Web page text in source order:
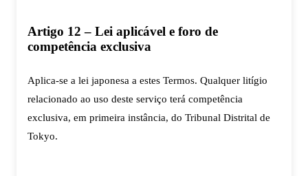
Artigo 12 – Lei aplicável e foro de
competência exclusiva
Aplica-se a lei japonesa a estes Termos. Qualquer litígio
relacionado ao uso deste serviço terá competência
exclusiva, em primeira instância, do Tribunal Distrital de
Tokyo.